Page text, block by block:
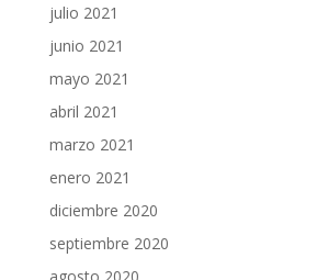
julio 2021
junio 2021
mayo 2021
abril 2021
marzo 2021
enero 2021
diciembre 2020
septiembre 2020
agosto 2020